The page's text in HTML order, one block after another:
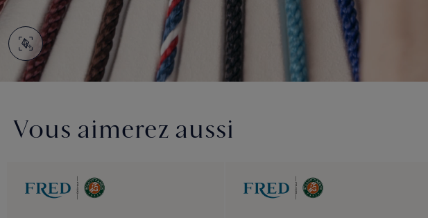
Vous aimerez aussi